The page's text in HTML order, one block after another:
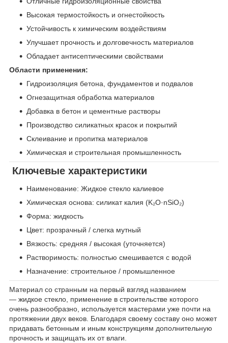
Высокая термостойкость и огнестойкость
Устойчивость к химическим воздействиям
Улучшает прочность и долговечность материалов
Обладает антисептическими свойствами
Области применения:
Гидроизоляция бетона, фундаментов и подвалов
Огнезащитная обработка материалов
Добавка в бетон и цементные растворы
Производство силикатных красок и покрытий
Склеивание и пропитка материалов
Химическая и строительная промышленность
Ключевые характеристики
Наименование: Жидкое стекло калиевое
Химическая основа: силикат калия (K₂O·nSiO₂)
Форма: жидкость
Цвет: прозрачный / слегка мутный
Вязкость: средняя / высокая (уточняется)
Растворимость: полностью смешивается с водой
Назначение: строительное / промышленное
Материал со странным на первый взгляд названием
— жидкое стекло, применение в строительстве которого
очень разнообразно, используется мастерами уже почти на
протяжении двух веков. Благодаря своему составу оно может
придавать бетонным и иным конструкциям дополнительную
прочность и защищать их от влаги.